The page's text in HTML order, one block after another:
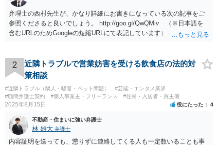
弁理士の西村先生が、かなり詳細にお書きになっている次の記事をご
参照くださると良いでしょう。 http://goo.gl/QwQMiv （※日本語を
含むURLのためGoogleの短縮URLにて表記しています） 私も同先生と
とも不正競争防止法上の問題は生じうると思います。
2
近隣トラブルで営業妨害を受ける飲食店の法的対
策相談
#近隣トラブル（隣人・騒音・ペット問題）
#芸能・エンタメ業界
#顧問弁護士契約
#個人事業主・フリーランス #住民・入居者・買主側
2025年8月15日 役にたった 4
不動産・住まいに強い弁護士
林 雄大 弁護士
内容証明を送っても、懲りずに連絡してくる人も一定数いることも事